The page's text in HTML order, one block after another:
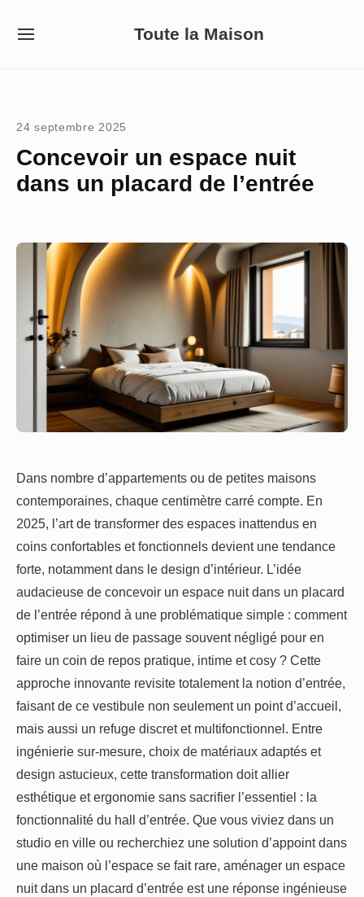
Toute la Maison
SITE
24 septembre 2025
Concevoir un espace nuit
dans un placard de l’entrée
Dans nombre d’appartements ou de petites maisons
contemporaines, chaque centimètre carré compte. En
2025, l’art de transformer des espaces inattendus en
coins confortables et fonctionnels devient une tendance
forte, notamment dans le design d’intérieur. L’idée
audacieuse de concevoir un espace nuit dans un placard
de l’entrée répond à une problématique simple : comment
optimiser un lieu de passage souvent négligé pour en
faire un coin de repos pratique, intime et cosy ? Cette
approche innovante revisite totalement la notion d’entrée,
faisant de ce vestibule non seulement un point d’accueil,
mais aussi un refuge discret et multifonctionnel. Entre
ingénierie sur-mesure, choix de matériaux adaptés et
design astucieux, cette transformation doit allier
esthétique et ergonomie sans sacrifier l’essentiel : la
fonctionnalité du hall d’entrée. Que vous viviez dans un
studio en ville ou recherchiez une solution d’appoint dans
une maison où l’espace se fait rare, aménager un espace
nuit dans un placard d’entrée est une réponse ingénieuse